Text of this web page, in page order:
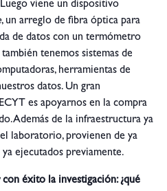
viene un dispositivo
, un arreglo de fibra óptica para
de datos con un termómetro
tenemos sistemas de
herramientas de
datos. Un gran
es apoyarnos en la compra
Además de la infraestructura ya
laboratorio, provienen de ya
ejecutados previamente.
éxito la investigación: ¿qué